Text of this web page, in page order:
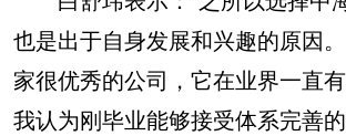
也是出于自身发展和兴趣的原因
家很优秀的公司，它在业界一直有
我认为刚毕业能够接受体系完善